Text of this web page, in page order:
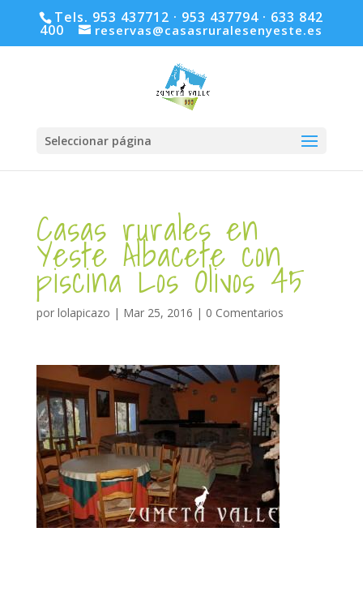
Tels. 953 437712 · 953 437794 · 633 842
400 reservas@casasruralesenyeste.es
Seleccionar página
Casas rurales en
Yeste Albacete con
piscina Los Olivos 45
por lolapicazo | Mar 25, 2016 | 0 Comentarios